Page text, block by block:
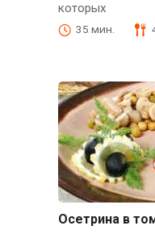
которых
35 мин.
Осетрина в